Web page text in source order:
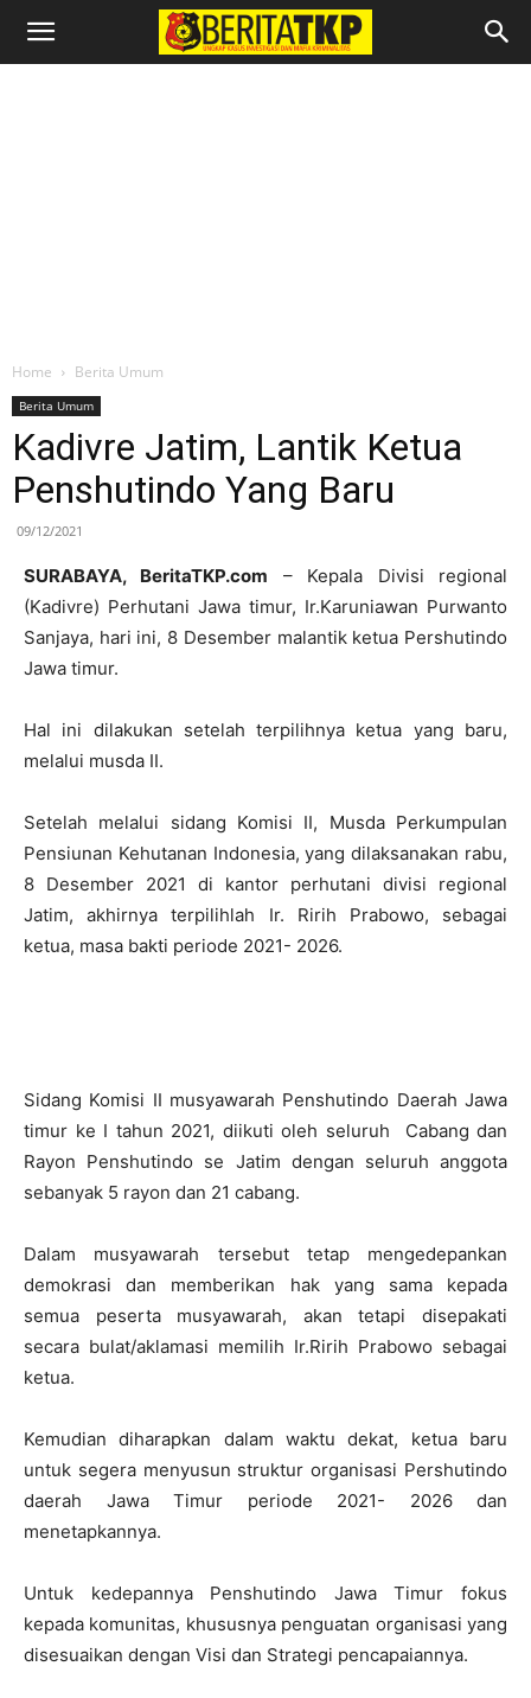
Home Berita Umum
Berita Umum
Kadivre Jatim, Lantik Ketua
Penshutindo Yang Baru
09/12/2021
SURABAYA, BeritaTKP.com – Kepala Divisi regional
(Kadivre) Perhutani Jawa timur, Ir.Karuniawan Purwanto
Sanjaya, hari ini, 8 Desember malantik ketua Pershutindo
Jawa timur.
Hal ini dilakukan setelah terpilihnya ketua yang baru,
melalui musda II.
Setelah melalui sidang Komisi II, Musda Perkumpulan
Pensiunan Kehutanan Indonesia, yang dilaksanakan rabu,
8 Desember 2021 di kantor perhutani divisi regional
Jatim, akhirnya terpilihlah Ir. Ririh Prabowo, sebagai
ketua, masa bakti periode 2021- 2026.
Sidang Komisi II musyawarah Penshutindo Daerah Jawa
timur ke I tahun 2021, diikuti oleh seluruh Cabang dan
Rayon Penshutindo se Jatim dengan seluruh anggota
sebanyak 5 rayon dan 21 cabang.
Dalam musyawarah tersebut tetap mengedepankan
demokrasi dan memberikan hak yang sama kepada
semua peserta musyawarah, akan tetapi disepakati
secara bulat/aklamasi memilih Ir.Ririh Prabowo sebagai
ketua.
Kemudian diharapkan dalam waktu dekat, ketua baru
untuk segera menyusun struktur organisasi Pershutindo
daerah Jawa Timur periode 2021- 2026 dan
menetapkannya.
Untuk kedepannya Penshutindo Jawa Timur fokus
kepada komunitas, khususnya penguatan organisasi yang
disesuaikan dengan Visi dan Strategi pencapaiannya.